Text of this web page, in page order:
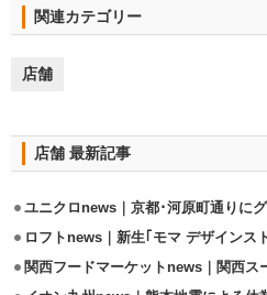
関連カテゴリー
店舗
店舗 最新記事